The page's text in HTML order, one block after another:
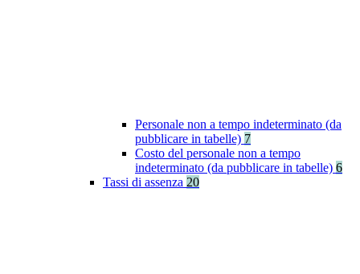
Personale non a tempo indeterminato (da
pubblicare in tabelle) 7
Costo del personale non a tempo
indeterminato (da pubblicare in tabelle) 6
Tassi di assenza 20